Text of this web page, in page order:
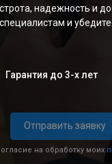
надежность и
и
Гарантия до 3-х лет
Отправить заявку
на обработку моих